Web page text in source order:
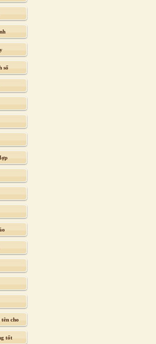
số
cho
tốt